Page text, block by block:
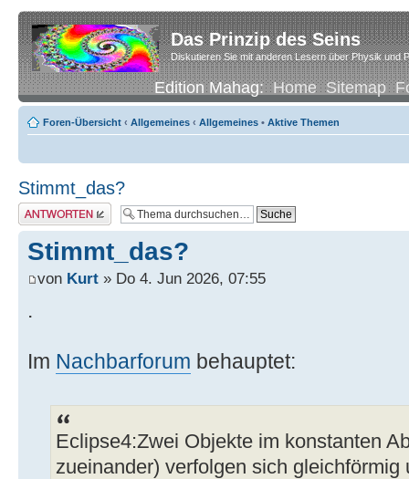
Das Prinzip des Seins
Diskutieren Sie mit anderen Lesern über Physik und
Edition Mahag:Home Sitemap
Foren-Übersicht ‹ Allgemeines ‹ Allgemeines • Aktive Themen
Stimmt_das?
Antwort erstellen
Stimmt_das?
von Kurt » Do 4. Jun 2026, 07:55
.
Im Nachbarforum behauptet:
Eclipse4:Zwei Objekte im konstanten
zueinander) verfolgen sich